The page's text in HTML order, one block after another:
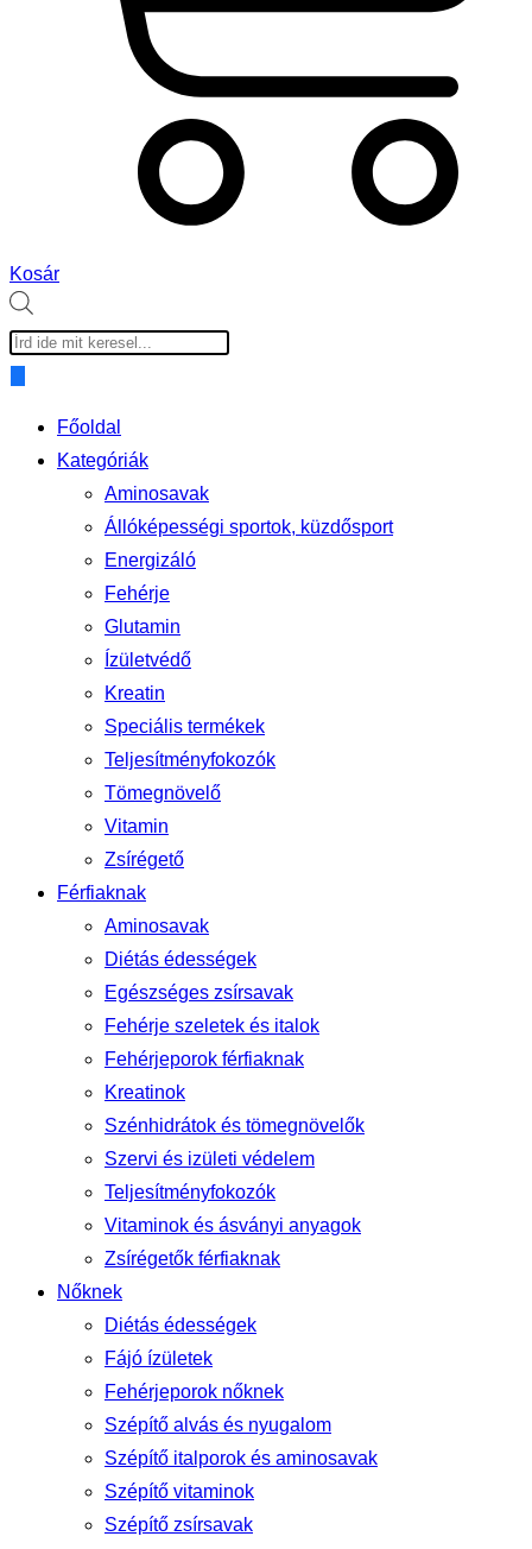
Kosár
Products
Főoldal
Kategóriák
Aminosavak
Állóképességi sportok, küzdősport
Energizáló
Fehérje
Glutamin
Ízületvédő
Kreatin
Speciális termékek
Teljesítményfokozók
Tömegnövelő
Vitamin
Zsírégető
Férfiaknak
Aminosavak
Diétás édességek
Egészséges zsírsavak
Fehérje szeletek és italok
Fehérjeporok férfiaknak
Kreatinok
Szénhidrátok és tömegnövelők
Szervi és izületi védelem
Teljesítményfokozók
Vitaminok és ásványi anyagok
Zsírégetők férfiaknak
Nőknek
Diétás édességek
Fájó ízületek
Fehérjeporok nőknek
Szépítő alvás és nyugalom
Szépítő italporok és aminosavak
Szépítő vitaminok
Szépítő zsírsavak